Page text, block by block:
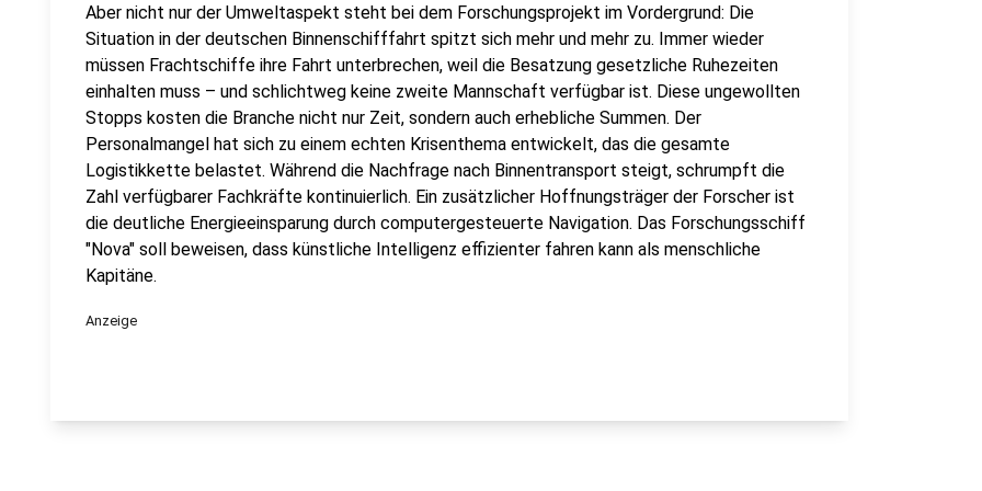
Aber nicht nur der Umweltaspekt steht bei dem Forschungsprojekt im Vordergrund: Die
Situation in der deutschen Binnenschifffahrt spitzt sich mehr und mehr zu. Immer wieder
müssen Frachtschiffe ihre Fahrt unterbrechen, weil die Besatzung gesetzliche Ruhezeiten
einhalten muss – und schlichtweg keine zweite Mannschaft verfügbar ist. Diese ungewollten
Stopps kosten die Branche nicht nur Zeit, sondern auch erhebliche Summen. Der
Personalmangel hat sich zu einem echten Krisenthema entwickelt, das die gesamte
Logistikkette belastet. Während die Nachfrage nach Binnentransport steigt, schrumpft die
Zahl verfügbarer Fachkräfte kontinuierlich. Ein zusätzlicher Hoffnungsträger der Forscher ist
die deutliche Energieeinsparung durch computergesteuerte Navigation. Das Forschungsschiff
"Nova" soll beweisen, dass künstliche Intelligenz effizienter fahren kann als menschliche
Kapitäne.
Anzeige